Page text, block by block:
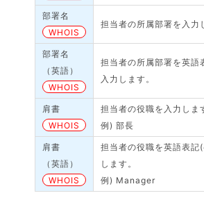
部署名
WHOIS
担当者の所属部署を入力
部署名
（英語）
WHOIS
担当者の所属部署を英語
入力します。
肩書
WHOIS
担当者の役職を入力しま
例) 部長
肩書
（英語）
WHOIS
担当者の役職を英語表記
します。
例) Manager